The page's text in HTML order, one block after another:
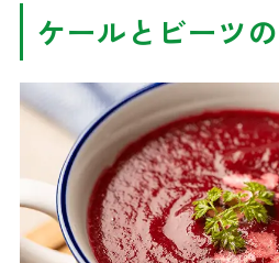
ケールとビーツ